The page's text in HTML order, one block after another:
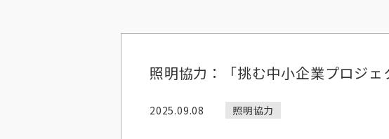
照明協力：「挑む中小企業プロジ
2025.09.08 照明協力